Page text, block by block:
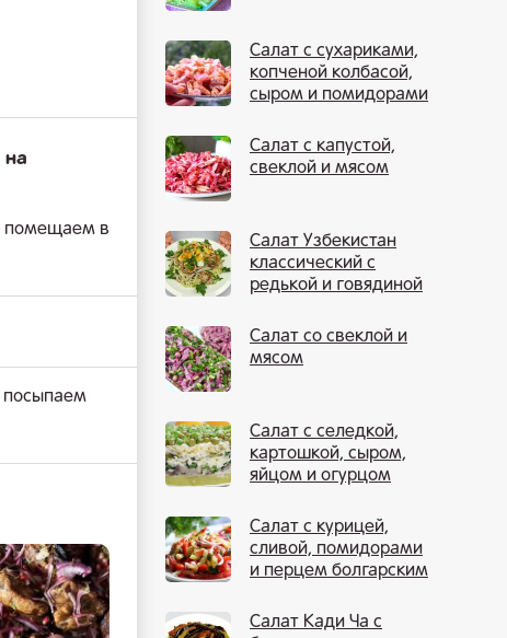
на
помещаем в
посыпаем
Салат с сухариками,
копченой колбасой,
сыром и помидорами
Салат с капустой,
свеклой и мясом
Салат Узбекистан
классический с
редькой и говядиной
Салат со свеклой и
мясом
Салат с селедкой,
картошкой, сыром,
яйцом и огурцом
Салат с курицей,
сливой, помидорами
и перцем болгарским
Салат Кади Ча с